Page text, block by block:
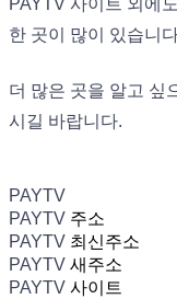
PAYTV 사이트 외에
한 곳이 많이 있습니
더 많은 곳을 알고 싶
시길 바랍니다.
PAYTV
PAYTV 주소
PAYTV 최신주소
PAYTV 새주소
PAYTV 사이트